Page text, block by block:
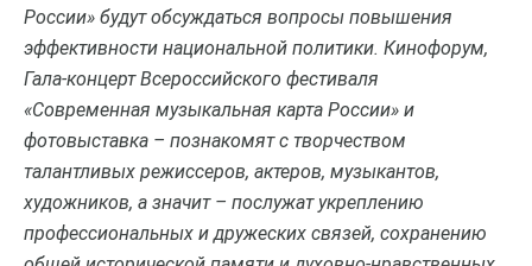
России» будут обсуждаться вопросы повышения
эффективности национальной политики. Кинофорум,
Гала-концерт Всероссийского фестиваля
«Современная музыкальная карта России» и
фотовыставка – познакомят с творчеством
талантливых режиссеров, актеров, музыкантов,
художников, а значит – послужат укреплению
профессиональных и дружеских связей, сохранению